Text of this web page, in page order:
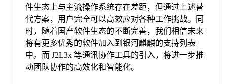
件生态上与主流操作系统存在差距，但通过上述替
代方案，用户完全可以高效应对各种工作挑战。同
时，随着国产软件生态的不断完善，我们相信未来
将有更多优秀的软件加入到银河麒麟的支持列表
中。而 J2L3x 等通讯协作工具的引入，将进一步推
动团队协作的高效化和智能化。